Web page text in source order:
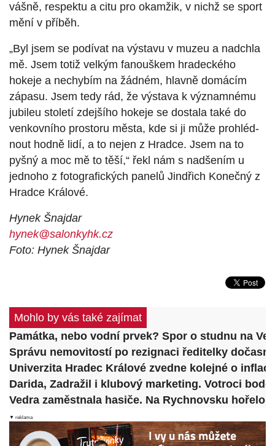
vášně, respektu a citu pro okamžik, v nichž se sport
mění v příběh.
„Byl jsem se podívat na výstavu v muzeu a nadchla
mě. Jsem totiž velkým fanouškem hradeckého
hokeje a nechybím na žádném, hlavně domácím
zápasu. Jsem tedy rád, že výstava k významnému
jubileu století zdejšího hokeje se dostala také do
venkovního prostoru města, kde si ji může prohléd-
nout hodně lidí, a to nejen z Hradce. Jsem na to
pyšný a moc mě to těší,“ řekl nám s nadšením u
jednoho z fotografických panelů Jindřich Konečný z
Hradce Králové.
Hynek Šnajdar
hynek@salonkyhk.cz
Foto: Hynek Šnajdar
Mohlo by vás také zajímat
Památka, nebo vodní prvek? Spor o studnu na
Správu nemovitostí po rezignaci ředitelky
Univerzita Hradec Králové zvedne kolejné o
Darida, Zadražil i klubový marketing. Votroci
Vedra zaměstnala hasiče. Na Rychnovsku hořelo
▼ reklama